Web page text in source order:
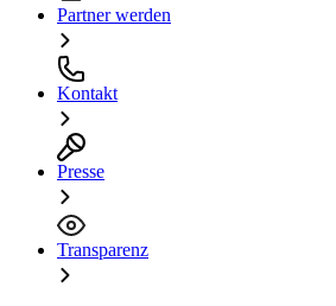
Partner werden
Kontakt
Presse
Transparenz